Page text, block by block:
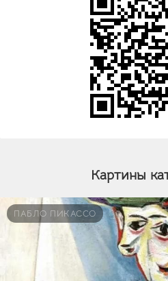
Картины
ПАБЛО ПИКАССО